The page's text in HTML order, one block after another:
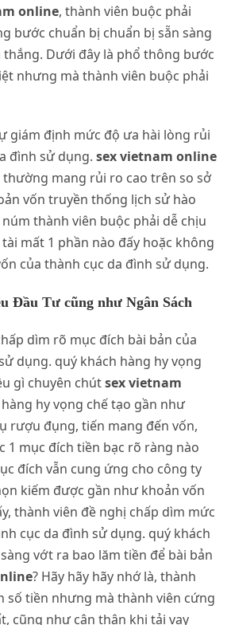
online, thành viên buộc phải
bước chuẩn bị chuẩn bị sẵn sàng
thắng. Dưới đây là phổ thông bước
nhưng mà thành viên buộc phải
giám định mức độ ưa hài lòng rủi
đình sử dụng. sex vietnam online
mang rủi ro cao trên so sở
vốn truyền thống lịch sử hào
thành viên buộc phải dễ chịu
mất 1 phần nào đấy hoặc không
của thành cục da đình sử dụng.
Đầu Tư cũng như Ngân Sách
dìm rõ mục đích bài bản của
dụng. quý khách hàng hy vọng
gì chuyên chútsex vietnam
hy vọng chế tạo gần như
rượu đụng, tiến mang đến vốn,
1 mục đích tiền bạc rõ ràng nào
đích vẫn cung ứng cho công ty
kiếm được gần như khoản vốn
thành viên đề nghị chấp dìm mức
cục da đình sử dụng. quý khách
vớt ra bao lăm tiền để bài bản
? Hãy hãy hãy nhớ là, thành
số tiền nhưng mà thành viên cứng
cũng như cận thận khi tải vay